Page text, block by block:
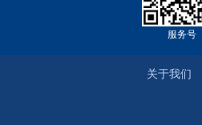
服务号
关于我们